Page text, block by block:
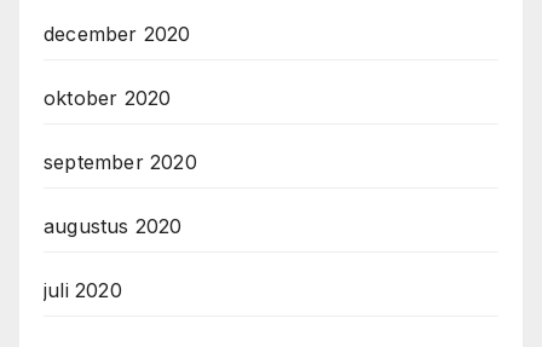
december 2020
oktober 2020
september 2020
augustus 2020
juli 2020